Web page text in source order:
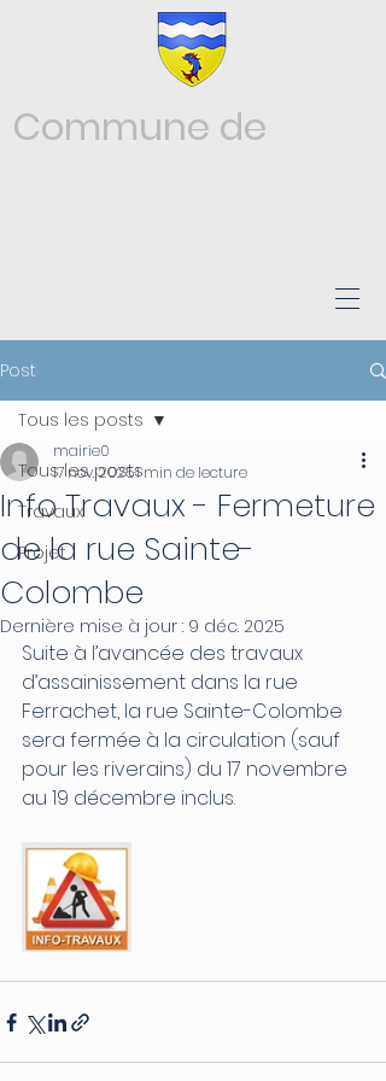
Commune de
Post
Tous les posts
Travaux
Projet
Tous les posts
Info Travaux - Fermeture
de la rue Sainte-
Colombe
mairie0
17 nov. 20251 min de lecture
Dernière mise à jour : 9 déc. 2025
Suite à l’avancée des travaux
d’assainissement dans la rue
Ferrachet, la rue Sainte-Colombe
sera fermée à la circulation (sauf
pour les riverains) du 17 novembre
au 19 décembre inclus.